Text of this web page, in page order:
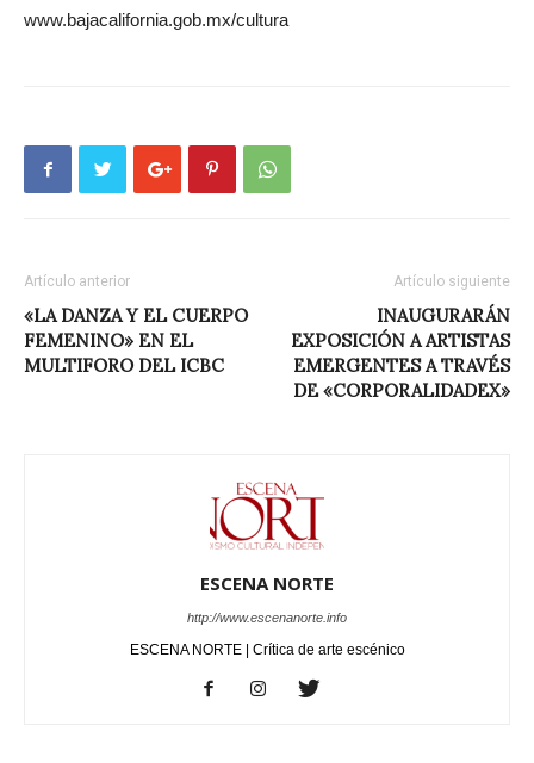
www.bajacalifornia.gob.mx/cultura
Artículo anterior
«LA DANZA Y EL CUERPO
FEMENINO» EN EL
MULTIFORO DEL ICBC
Artículo siguiente
INAUGURARÁN
EXPOSICIÓN A ARTISTAS
EMERGENTES A TRAVÉS
DE «CORPORALIDADEX»
ESCENA NORTE
http://www.escenanorte.info
ESCENA NORTE | Crítica de arte escénico